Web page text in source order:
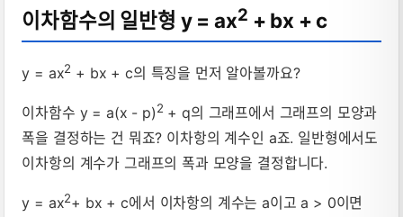
이차함수의 일반형 y = ax2 + bx + c
y = ax2 + bx + c의 특징을 먼저 알아볼까요?
이차함수 y = a(x - p)2 + q의 그래프에서 그래프의 모양과
폭을 결정하는 건 뭐죠? 이차항의 계수인 a죠. 일반형에서도
이차항의 계수가 그래프의 폭과 모양을 결정합니다.
y = ax2+ bx + c에서 이차항의 계수는 a이고 a > 0이면